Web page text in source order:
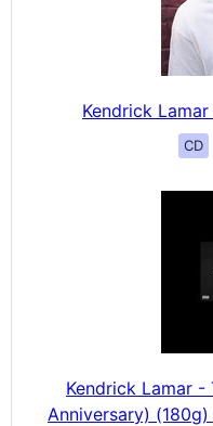
Kendrick
CD
Kendrick Lamar
Anniversary)